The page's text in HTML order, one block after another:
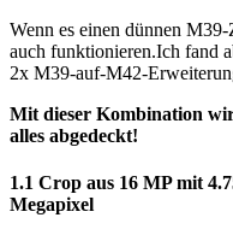
Wenn es einen dünnen
auch funktionieren.Ich fand
2x M39-auf-M42-
Mit dieser Kombination
alles abgedeckt!
1.1 Crop aus 16 MP mit
Megapixel